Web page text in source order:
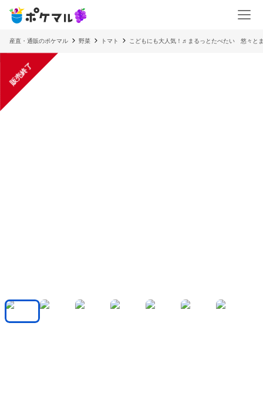
産直・通販のポケマル 野菜 トマト こどもにも大人気！♬まるっとたべたい 悠々
販売終了